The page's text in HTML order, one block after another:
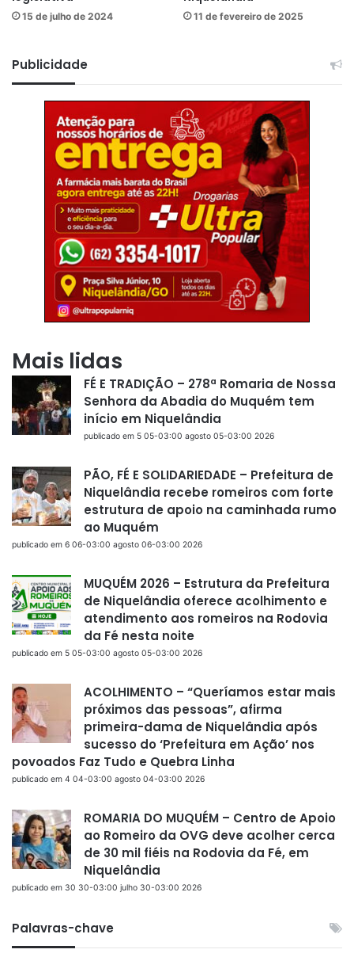
15 de julho de 2024 11 de fevereiro de 2025
Publicidade
Mais lidas
FÉ E TRADIÇÃO – 278ª Romaria de Nossa
Senhora da Abadia do Muquém tem
início em Niquelândia
publicado em 5 05-03:00 agosto 05-03:00 2026
PÃO, FÉ E SOLIDARIEDADE – Prefeitura de
Niquelândia recebe romeiros com forte
estrutura de apoio na caminhada rumo
ao Muquém
publicado em 6 06-03:00 agosto 06-03:00 2026
MUQUÉM 2026 – Estrutura da Prefeitura
de Niquelândia oferece acolhimento e
atendimento aos romeiros na Rodovia
da Fé nesta noite
publicado em 5 05-03:00 agosto 05-03:00 2026
ACOLHIMENTO – “Queríamos estar mais
próximos das pessoas”, afirma
primeira-dama de Niquelândia após
sucesso do ‘Prefeitura em Ação’ nos
povoados Faz Tudo e Quebra Linha
publicado em 4 04-03:00 agosto 04-03:00 2026
ROMARIA DO MUQUÉM – Centro de Apoio
ao Romeiro da OVG deve acolher cerca
de 30 mil fiéis na Rodovia da Fé, em
Niquelândia
publicado em 30 30-03:00 julho 30-03:00 2026
Palavras-chave